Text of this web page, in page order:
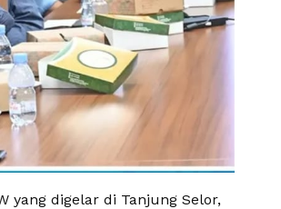
yang digelar di Tanjung Selor,